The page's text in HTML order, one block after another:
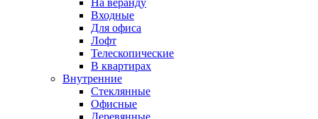
На веранду
Входные
Для офиса
Лофт
Телескопические
В квартирах
Внутренние
Стеклянные
Офисные
Деревянные